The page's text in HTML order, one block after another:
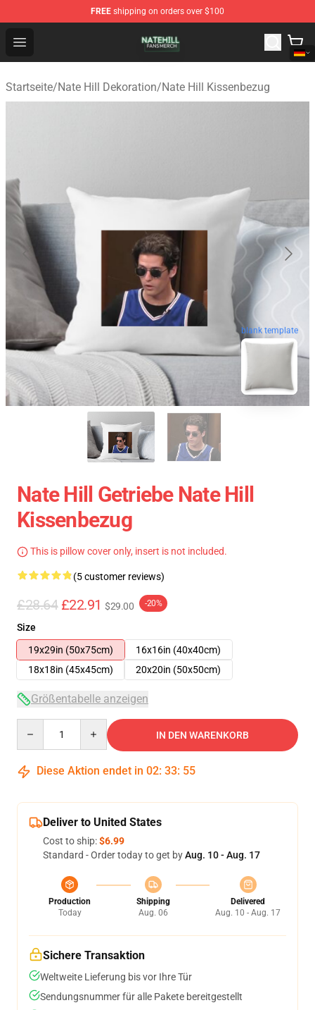
FREE shipping on orders over $100
Open menu
Nate Hill Shop - Official Nate Hill Merchandise Store
Startseite/Nate Hill Dekoration/Nate Hill Kissenbezug
blank template
Nate Hill Getriebe Nate Hill
Kissenbezug
This is pillow cover only, insert is not included.
(5 customer reviews)
£28.64 £22.91 $29.00 -20%
Size
19x29in (50x75cm)
16x16in (40x40cm)
18x18in (45x45cm)
20x20in (50x50cm)
Größentabelle anzeigen
IN DEN WARENKORB
Diese Aktion endet in 02: 33: 55
Deliver to United States
Cost to ship:$6.99
Standard - Order today to get byAug. 10 - Aug. 17
Production
Today
Shipping
Aug. 06
Delivered
Aug. 10 - Aug. 17
Sichere Transaktion
Weltweite Lieferung bis vor Ihre Tür
Sendungsnummer für alle Pakete bereitgestellt